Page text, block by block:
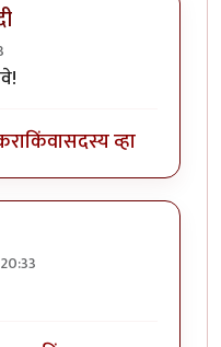
किंवासदस्य व्हा